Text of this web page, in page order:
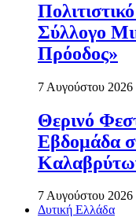
Σύλλογο
Πρόοδος»
7 Αυγούστου 2026
Θερινό
Εβδομάδα
7 Αυγούστου 2026
Δυτική Ελλάδα